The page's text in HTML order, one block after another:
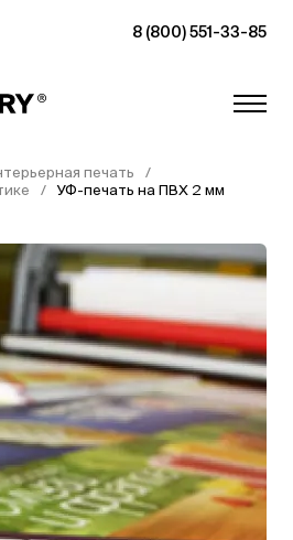
8 (800) 551-33-85
печать
УФ-печать на ПВХ 2 мм